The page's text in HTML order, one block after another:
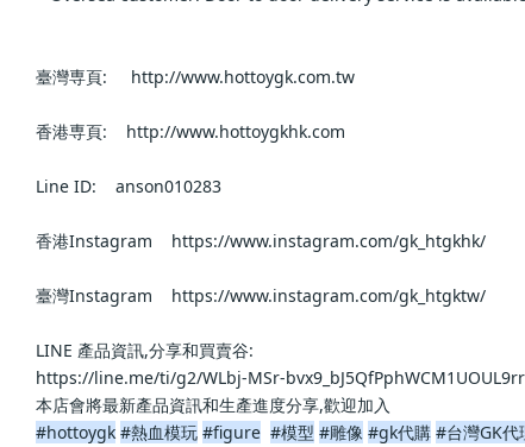
臺灣専頁:     http://www.hottoygk.com.tw
香港専頁:    http://www.hottoygkhk.com
Line ID:    anson010283
香港Instagram    https://www.instagram.com/
臺灣Instagram    https://www.instagram.com/
LINE 產品資訊,分享和買賣谷:
https://line.me/ti/g2/WLbj-MSr-
本店會將最新產品資訊和生產進度分享,歡迎加入
#hottoygk #熱血模玩 #figure #模型 #雕像 #gk代購 #台灣GK代